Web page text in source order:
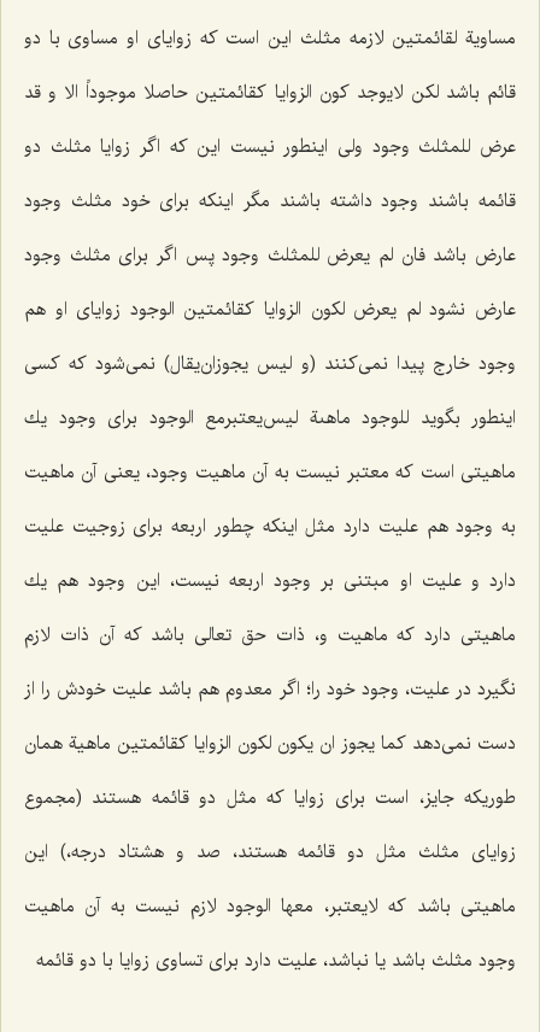
مساویة لقائمتین لازمه مثلث این است كه زوایاى او مساوى با دو
قائم باشد لکن لایوجد کون الزوایا کقائمتین حاصلا موجوداً الا و قد
عرض للمثلث وجود ولى اینطور نیست این كه اگر زوایا مثلث دو
قائمه باشند وجود داشته باشند مگر اینكه براى خود مثلث وجود
عارض باشد فان لم یعرض للمثلث وجودپس اگر براى مثلث وجود
عارض نشودلم یعرض لکون الزوایا کقائمتین الوجود زوایاى او هم
وجود خارج پیدا نمى‌كنند (و لیس یجوزان‌یقال)نمى‌شود كه كسى
اینطور بگوید للوجود ماهىة لیس‌یعتبرمع الوجود براى وجود یك
ماهیتى است كه معتبر نیست به آن ماهیت وجود، یعنى آن ماهیت
به وجود هم علیت دارد مثل اینكه چطور اربعه براى زوجیت علیت
دارد و علیت او مبتنى بر وجود اربعه نیست، این وجود هم یك
ماهیتى دارد كه ماهیت و، ذات حق تعالى باشد كه آن ذات لازم
نگیرد در علیت، وجود خود را؛ اگر معدوم هم باشد علیت خودش را از
دست نمى‌دهد کما یجوز ان یکون لکون الزوایا کقائمتین ماهیة همان
طوریكه جایز، است براى زوایا كه مثل دو قائمه هستند (مجموع
زوایاى مثلث مثل دو قائمه هستند، صد و هشتاد درجه،) این
ماهیتى باشد كه لایعتبر، معها الوجود لازم نیست به آن ماهیت
وجود مثلث باشد یا نباشد، علیت دارد براى تساوى زوایا با دو قائمه